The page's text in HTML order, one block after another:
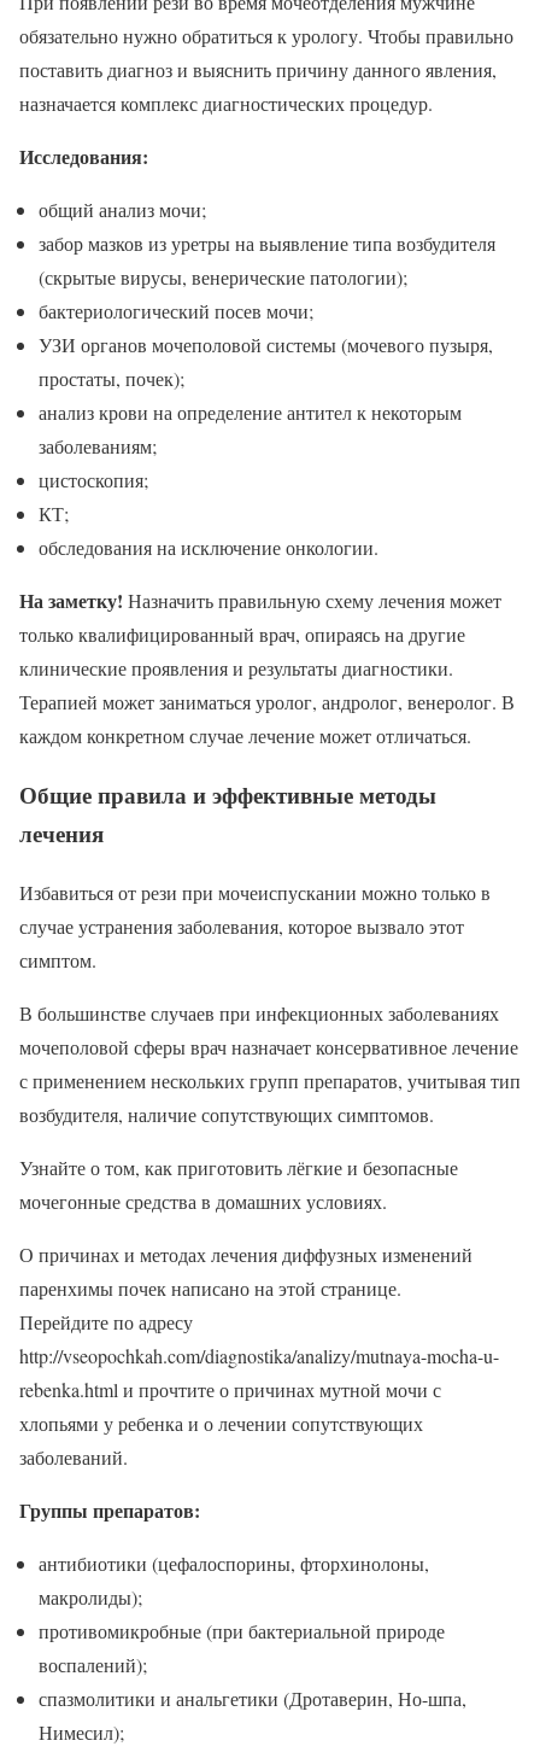
обязательно нужно обратиться к урологу. Чтобы правильно
поставить диагноз и выяснить причину данного явления,
назначается комплекс диагностических процедур.
Исследования:
общий анализ мочи;
забор мазков из уретры на выявление типа возбудителя
(скрытые вирусы, венерические патологии);
бактериологический посев мочи;
УЗИ органов мочеполовой системы (мочевого пузыря,
простаты, почек);
анализ крови на определение антител к некоторым
заболеваниям;
цистоскопия;
КТ;
обследования на исключение онкологии.
На заметку! Назначить правильную схему лечения может
только квалифицированный врач, опираясь на другие
клинические проявления и результаты диагностики.
Терапией может заниматься уролог, андролог, венеролог. В
каждом конкретном случае лечение может отличаться.
Общие правила и эффективные методы
лечения
Избавиться от рези при мочеиспускании можно только в
случае устранения заболевания, которое вызвало этот
симптом.
В большинстве случаев при инфекционных заболеваниях
мочеполовой сферы врач назначает консервативное лечение
с применением нескольких групп препаратов, учитывая тип
возбудителя, наличие сопутствующих симптомов.
Узнайте о том, как приготовить лёгкие и безопасные
мочегонные средства в домашних условиях.
О причинах и методах лечения диффузных изменений
паренхимы почек написано на этой странице.
Перейдите по адресу
http://vseopochkah.com/diagnostika/analizy/mutnaya-mocha-u-
rebenka.html и прочтите о причинах мутной мочи с
хлопьями у ребенка и о лечении сопутствующих
заболеваний.
Группы препаратов:
антибиотики (цефалоспорины, фторхинолоны,
макролиды);
противомикробные (при бактериальной природе
воспалений);
спазмолитики и анальгетики (Дротаверин, Но-шпа,
Нимесил);